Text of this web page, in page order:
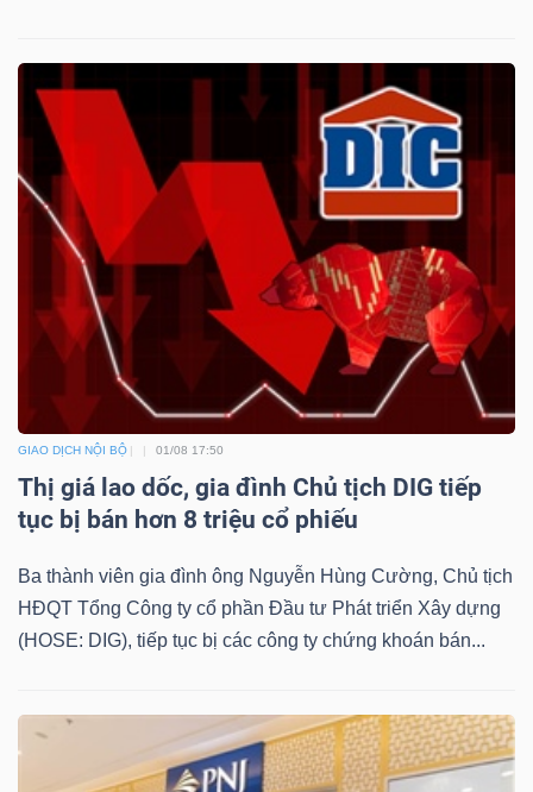
GIAO DỊCH NỘI BỘ 01/08 17:50
Thị giá lao dốc, gia đình Chủ tịch DIG tiếp
tục bị bán hơn 8 triệu cổ phiếu
Ba thành viên gia đình ông Nguyễn Hùng Cường, Chủ tịch
HĐQT Tổng Công ty cổ phần Đầu tư Phát triển Xây dựng
(HOSE: DIG), tiếp tục bị các công ty chứng khoán bán...